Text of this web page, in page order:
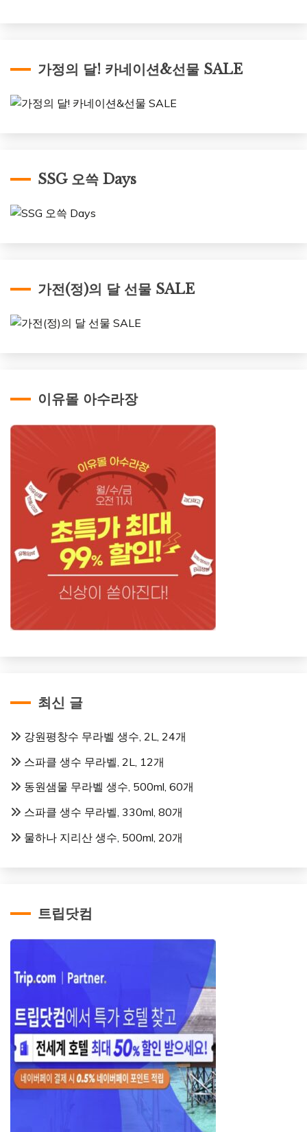
가정의 달! 카네이션&선물 SALE
SSG 오쓱 Days
가전(정)의 달 선물 SALE
이유몰 아수라장
최신 글
강원평창수 무라벨 생수, 2L, 24개
스파클 생수 무라벨, 2L, 12개
동원샘물 무라벨 생수, 500ml, 60개
스파클 생수 무라벨, 330ml, 80개
물하나 지리산 생수, 500ml, 20개
트립닷컴